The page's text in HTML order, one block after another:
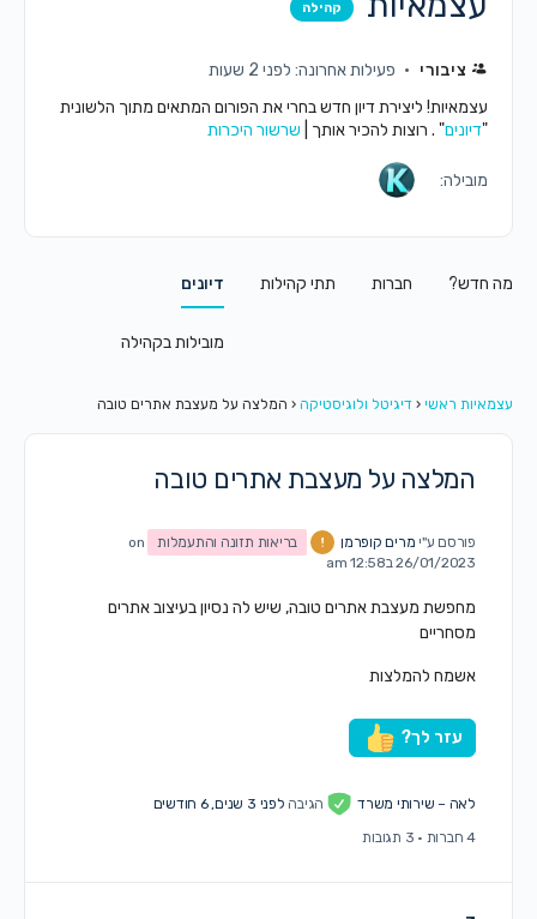
קהילה
ציבורי
פעילות אחרונה: לפני 2 שעות
עצמאיות! ליצירת דיון חדש בחרי את הפורום המתאים מתוך הלשונית
דיונים" . רוצות להכיר אותך | שרשור היכרות
מובילה:
מה חדש? חברות תתי קהילות דיונים
מובילות בקהילה
עצמאיות ראשי ‹ דיגיטל ולוגיסטיקה ‹ המלצה על מעצבת אתרים טובה
המלצה על מעצבת אתרים טובה
פורסם ע"ימרים קופרמן בריאות תזונה והתעמלות
on
26/01/2023 ב12:58 am
מחפשת מעצבת אתרים טובה, שיש לה נסיון בעיצוב אתרים
מסחריים
אשמח להמלצות
עזר לך?
לאה – שירותי משרד הגיבהלפני 3 שנים, 6 חודשים
4 חברות
· 3 תגובות